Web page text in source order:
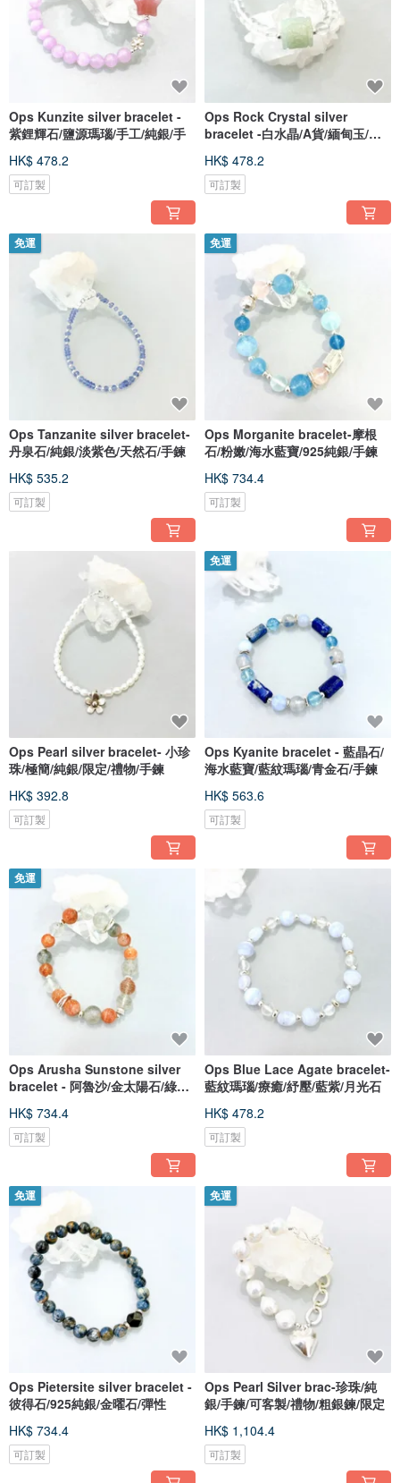
Ops Kunzite silver bracelet -
紫鋰輝石/鹽源瑪瑙/手工/純銀/手
HK$ 478.2
可訂製
Ops Rock Crystal silver
bracelet -白水晶/A貨/緬甸玉/手
HK$ 478.2
可訂製
免運
Ops Tanzanite silver bracelet-
丹泉石/純銀/淡紫色/天然石/手鍊
HK$ 535.2
可訂製
免運
Ops Morganite bracelet-摩根
石/粉嫩/海水藍寶/925純銀/手鍊
HK$ 734.4
可訂製
Ops Pearl silver bracelet- 小珍
珠/極簡/純銀/限定/禮物/手鍊
HK$ 392.8
可訂製
免運
Ops Kyanite bracelet - 藍晶石/
海水藍寶/藍紋瑪瑙/青金石/手鍊
HK$ 563.6
可訂製
免運
Ops Arusha Sunstone silver
bracelet - 阿魯沙/金太陽石/綠柱
HK$ 734.4
可訂製
Ops Blue Lace Agate bracelet-
藍紋瑪瑙/療癒/紓壓/藍紫/月光石
HK$ 478.2
可訂製
免運
Ops Pietersite silver bracelet -
彼得石/925純銀/金曜石/彈性
HK$ 734.4
可訂製
免運
Ops Pearl Silver brac-珍珠/純
銀/手鍊/可客製/禮物/粗銀鍊/限定
HK$ 1,104.4
可訂製